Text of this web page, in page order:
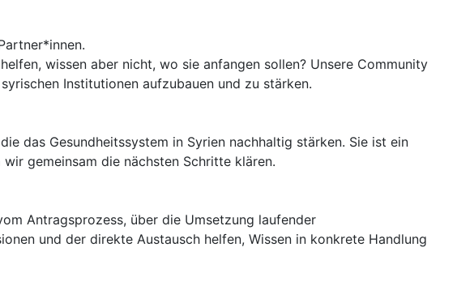
wissen aber nicht, wo sie anfangen sollen? Unsere Community
Institutionen aufzubauen und zu stärken.
das Gesundheitssystem in Syrien nachhaltig stärken. Sie ist ein
gemeinsam die nächsten Schritte klären.
Antragsprozess, über die Umsetzung laufender
und der direkte Austausch helfen, Wissen in konkrete Handlung